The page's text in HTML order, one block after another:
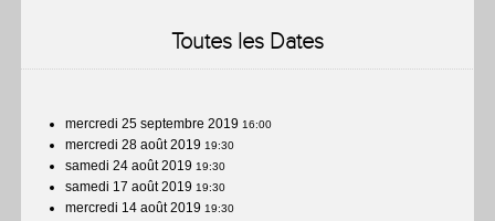
Toutes les Dates
mercredi 25 septembre 2019 16:00
mercredi 28 août 2019 19:30
samedi 24 août 2019 19:30
samedi 17 août 2019 19:30
mercredi 14 août 2019 19:30